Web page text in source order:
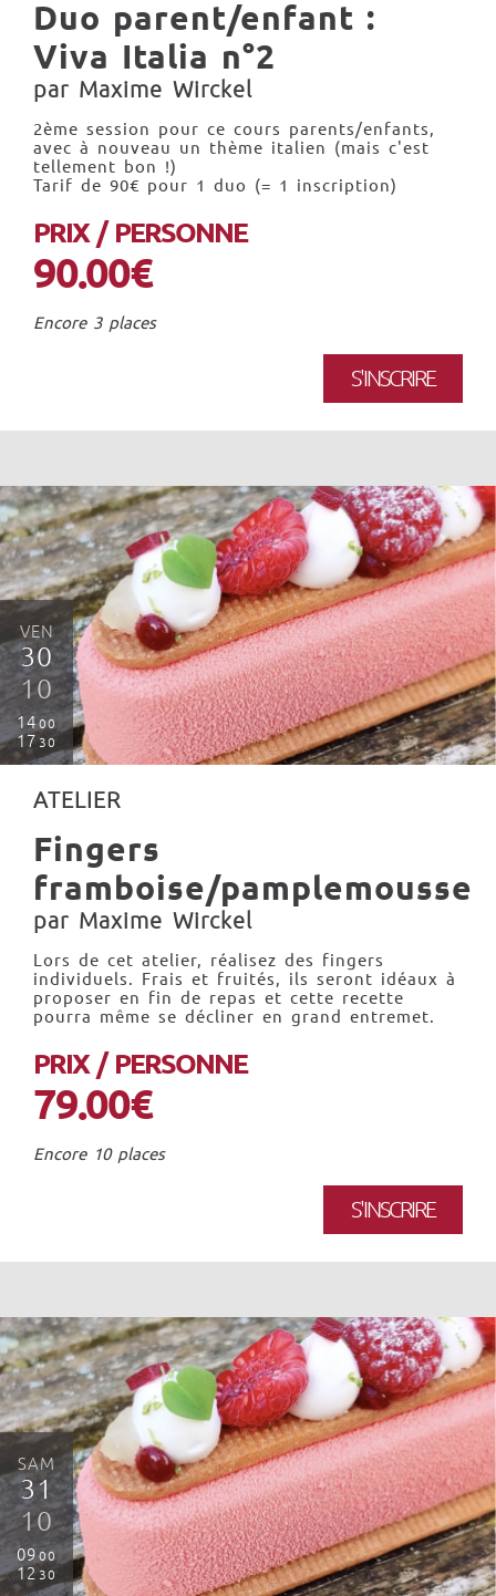
Duo parent/enfant :
Viva Italia n°2
par Maxime Wirckel
2ème session pour ce cours parents/enfants,
avec à nouveau un thème italien (mais c'est
tellement bon !)
Tarif de 90€ pour 1 duo (= 1 inscription)
PRIX / PERSONNE
90.00€
Encore 3 places
S'INSCRIRE
VEN
30
10
14 00
1730
ATELIER
Fingers
framboise/pamplemousse
par Maxime Wirckel
Lors de cet atelier, réalisez des fingers
individuels. Frais et fruités, ils seront idéaux à
proposer en fin de repas et cette recette
pourra même se décliner en grand entremet.
PRIX / PERSONNE
79.00€
Encore 10 places
S'INSCRIRE
SAM
31
10
09 00
1230